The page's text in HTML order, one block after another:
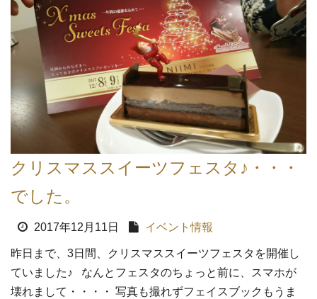
クリスマススイーツフェスタ♪・・・
でした。
2017年12月11日 イベント情報
昨日まで、3日間、クリスマススイーツフェスタを開催し
ていました♪ なんとフェスタのちょっと前に、スマホが
壊れまして・・・・ 写真も撮れずフェイスブックもうま